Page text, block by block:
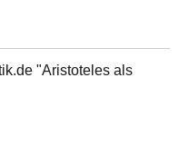
"Aristoteles als